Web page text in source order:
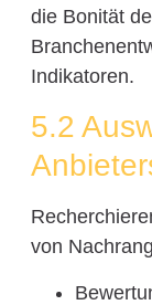
die Bonität
Indikatoren.
5.2
von